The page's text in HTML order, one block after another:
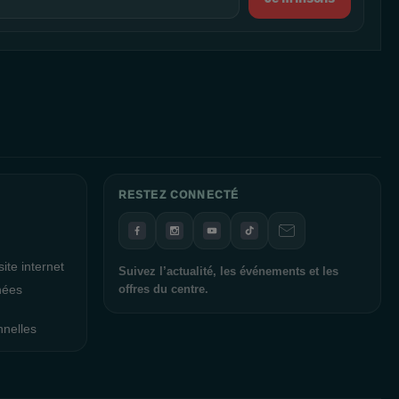
internet
RESTEZ CONNECTÉ
Suivez l’actualité, les événements et les
offres du centre.